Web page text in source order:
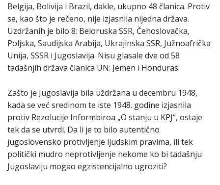
Belgija, Bolivija i Brazil, dakle, ukupno 48 članica. Protiv
se, kao što je rečeno, nije izjasnila nijedna država.
Uzdržanih je bilo 8: Beloruska SSR, Čehoslovačka,
Poljska, Saudijska Arabija, Ukrajinska SSR, Južnoafrička
Unija, SSSR i Jugoslavija. Nisu glasale dve od 58
tadašnjih država članica UN: Jemen i Honduras.
Zašto je Jugoslavija bila uždržana u decembru 1948,
kada se već sredinom te iste 1948. godine izjasnila
protiv Rezolucije Informbiroa „O stanju u KPJ“, ostaje
tek da se utvrdi. Da li je to bilo autentično
jugoslovensko protivljenje ljudskim pravima, ili tek
politički mudro neprotivljenje nekome ko bi tadašnju
Jugoslaviju mogao egzistencijalno ugroziti?